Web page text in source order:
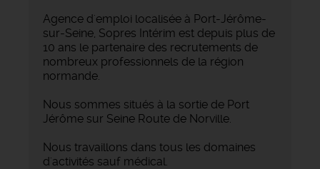
Agence d'emploi localisée à Port-Jérôme-
sur-Seine, Sopres Intérim est depuis plus de
10 ans le partenaire des recrutements de
nombreux professionnels de la région
normande.
Nous sommes situés à la sortie de Port
Jérôme sur Seine Route de Norville.
Nous travaillons dans tous les domaines
d'activités sauf médical.